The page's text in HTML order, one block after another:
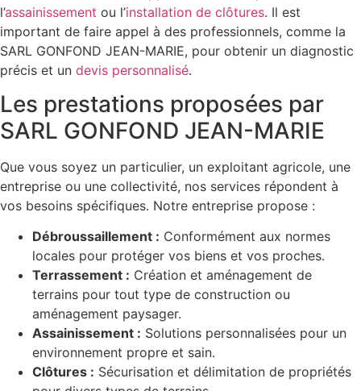
l’assainissement ou l’installation de clôtures. Il est
important de faire appel à des professionnels, comme la
SARL GONFOND JEAN-MARIE, pour obtenir un diagnostic
précis et un devis personnalisé.
Les prestations proposées par
SARL GONFOND JEAN-MARIE
Que vous soyez un particulier, un exploitant agricole, une
entreprise ou une collectivité, nos services répondent à
vos besoins spécifiques. Notre entreprise propose :
Débroussaillement : Conformément aux normes
locales pour protéger vos biens et vos proches.
Terrassement : Création et aménagement de
terrains pour tout type de construction ou
aménagement paysager.
Assainissement : Solutions personnalisées pour un
environnement propre et sain.
Clôtures : Sécurisation et délimitation de propriétés